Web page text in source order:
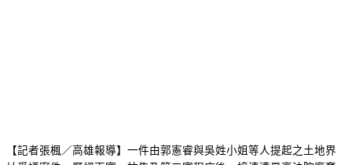
【記者張楓／高雄報導】一件由郭憲睿與吳姓小姐等人提起之土地界